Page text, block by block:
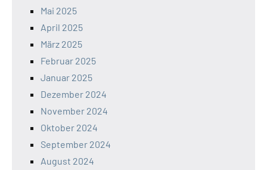
Mai 2025
April 2025
März 2025
Februar 2025
Januar 2025
Dezember 2024
November 2024
Oktober 2024
September 2024
August 2024